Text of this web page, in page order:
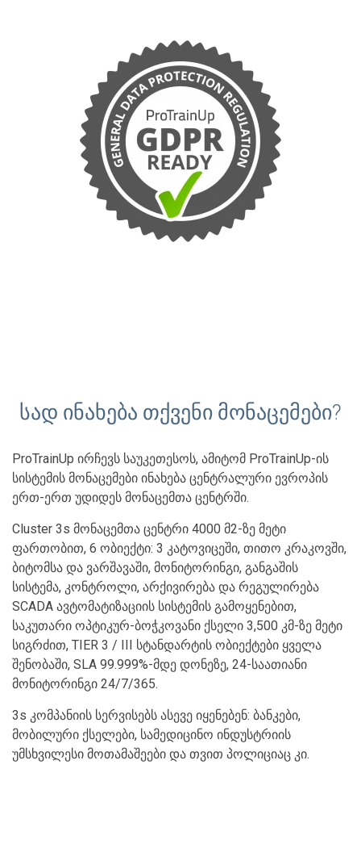
სად ინახება თქვენი მონაცემები?
ProTrainUp ირჩევს საუკეთესოს, ამიტომ ProTrainUp-ის
სისტემის მონაცემები ინახება ცენტრალური ევროპის
ერთ-ერთ უდიდეს მონაცემთა ცენტრში.
Cluster 3s მონაცემთა ცენტრი 4000 მ2-ზე მეტი
ფართობით, 6 ობიექტი: 3 კატოვიცეში, თითო კრაკოვში,
ბიტომსა და ვარშავაში, მონიტორინგი, განგაშის
სისტემა, კონტროლი, არქივირება და რეგულირება
SCADA ავტომატიზაციის სისტემის გამოყენებით,
საკუთარი ოპტიკურ-ბოჭკოვანი ქსელი 3,500 კმ-ზე მეტი
სიგრძით, TIER 3 / III სტანდარტის ობიექტები ყველა
შენობაში, SLA 99.999%-მდე დონეზე, 24-საათიანი
მონიტორინგი 24/7/365.
3s კომპანიის სერვისებს ასევე იყენებენ: ბანკები,
მობილური ქსელები, სამედიცინო ინდუსტრიის
უმსხვილესი მოთამაშეები და თვით პოლიციაც კი.